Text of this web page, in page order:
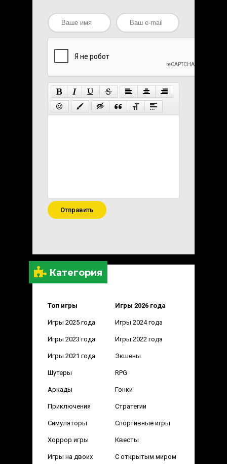
Категория
Топ игры Игры 2026 года
Игры 2025 года Игры 2024 года
Игры 2023 года Игры 2022 года
Игры 2021 года Экшены
Шутеры RPG
Аркады Гонки
Приключения Стратегии
Симуляторы Спортивные игры
Хоррор игры Квесты
Игры на двоих С открытым миром
Отправить